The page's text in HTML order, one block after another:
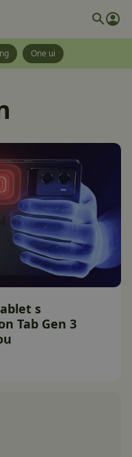
One ui
s
Tab Gen 3